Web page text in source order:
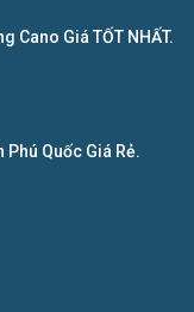
Cano Giá TỐT NHẤT.
Phú Quốc Giá Rẻ.